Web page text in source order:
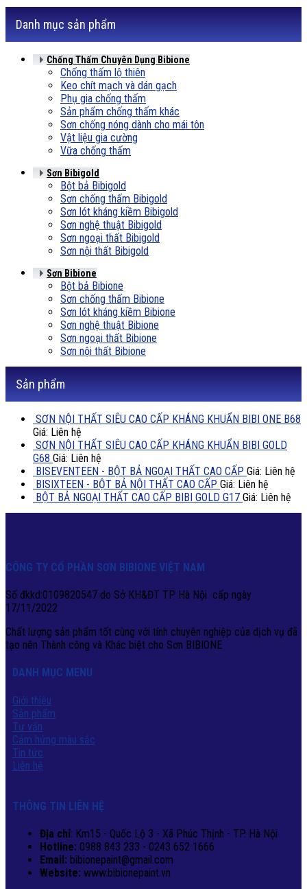
Danh mục sản phẩm
Chống Thấm Chuyên Dụng Bibione
Chống thấm lộ thiên
Keo chít mạch và dán gạch
Phụ gia chống thấm
Sản phẩm chống thấm khác
Sơn chống nóng dành cho mái tôn
Vật liệu gia cường
Vữa chống thấm
Sơn Bibigold
Bột bả Bibigold
Sơn chống thấm Bibigold
Sơn lót kháng kiềm Bibigold
Sơn nghệ thuật Bibigold
Sơn ngoại thất Bibigold
Sơn nội thất Bibigold
Sơn Bibione
Bột bả Bibione
Sơn chống thấm Bibione
Sơn lót kháng kiềm Bibione
Sơn nghệ thuật Bibione
Sơn ngoại thất Bibione
Sơn nội thất Bibione
Sản phẩm
SƠN NỘI THẤT SIÊU CAO CẤP KHÁNG KHUẨN BIBI ONE B68
Giá: Liên hệ
SƠN NỘI THẤT SIÊU CAO CẤP KHÁNG KHUẨN BIBI GOLD
G68 Giá: Liên hệ
BISEVENTEEN - BỘT BẢ NGOẠI THẤT CAO CẤP Giá: Liên hệ
BISIXTEEN - BỘT BẢ NỘI THẤT CAO CẤP Giá: Liên hệ
BỘT BẢ NGOẠI THẤT CAO CẤP BIBI GOLD G17 Giá: Liên hệ
CÔNG TY CỔ PHẦN SƠN BIBIONE VIỆT NAM
Số đkkd:0109820547 do Sở KH&ĐT TP Hà Nội cấp ngày
17/11/2022
Chất lượng sản phẩm tốt cùng với tính chuyên nghiệp của dịch vụ đã
tạo nên Thành công và Khác biệt cho Sơn BIBIONE
DANH MỤC MENU
Giới thiệu
Sản phẩm
Tư vấn
Cảm hứng màu sắc
Tin tức
Liên hệ
THÔNG TIN LIÊN HỆ
Địa chỉ: Km15 - Quốc Lộ 3 - Xã Phúc Thịnh - TP. Hà Nội
Hotline: 0988 843 233 - 0243 652 1666
Email: bibionepaint@gmail.com
Website: www.bibionepaint.vn